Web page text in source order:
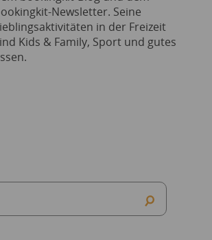
Newsletter. Seine
in der Freizeit
Kids & Family, Sport und gutes